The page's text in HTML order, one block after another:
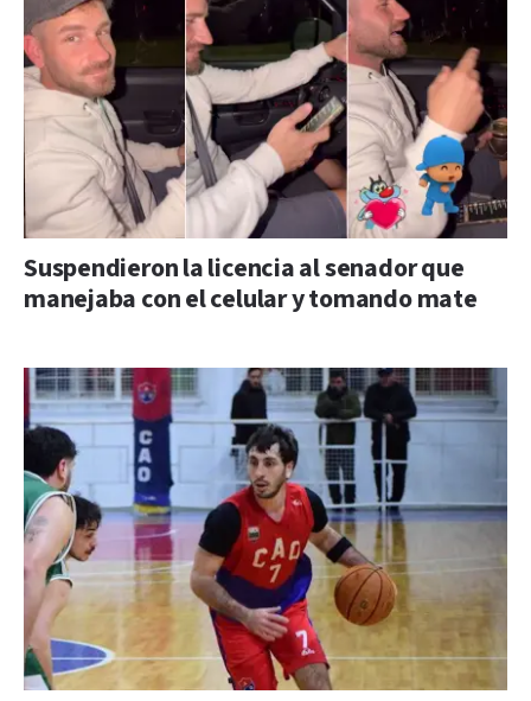
Suspendieron la licencia al senador que
manejaba con el celular y tomando mate